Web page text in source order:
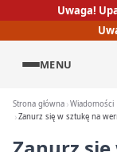
Uwaga!
MENU
Strona główna Wiadomości
Zanurz się w sztukę na